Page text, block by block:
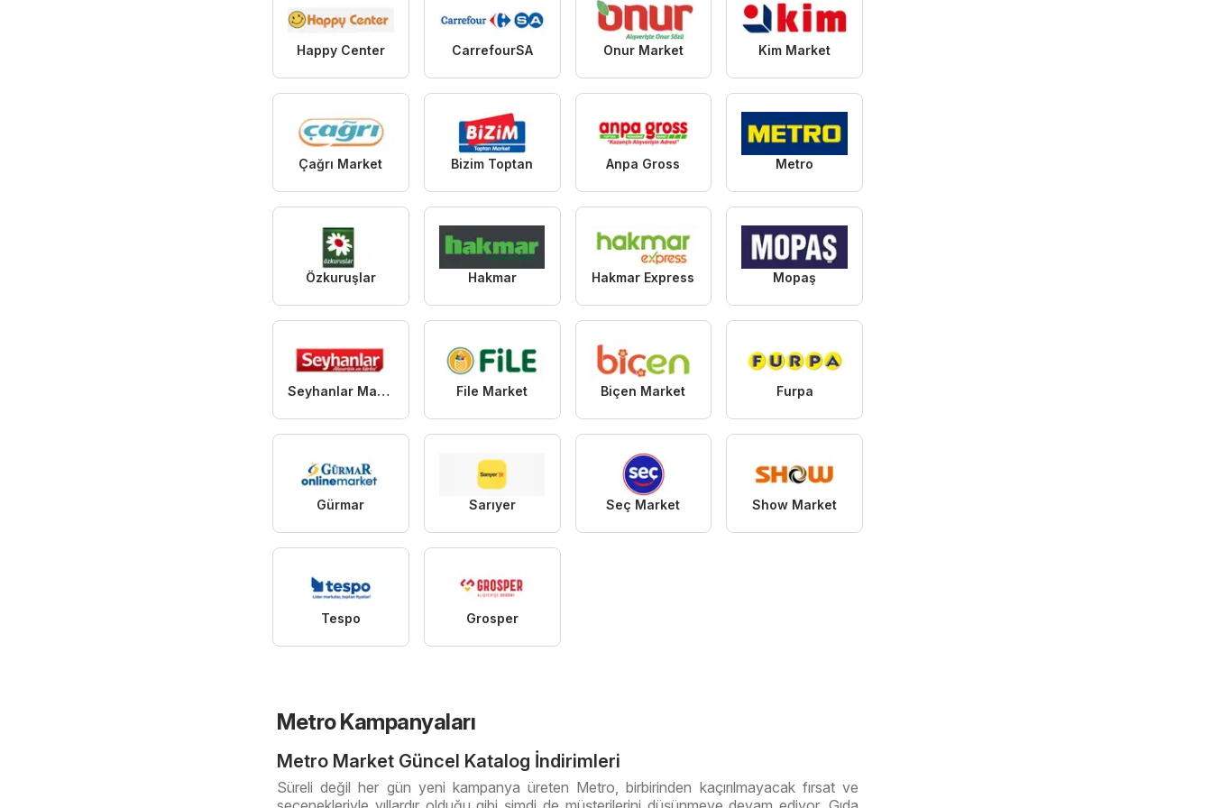
Happy Center CarrefourSA Onur Market Kim Market
Çağrı Market Bizim Toptan Anpa Gross Metro
Özkuruşlar Hakmar Hakmar Express Mopaş
Seyhanlar Market File Market Biçen Market Furpa
Gürmar Sarıyer Seç Market Show Market
Tespo Grosper
Metro Kampanyaları
Metro Market Güncel Katalog İndirimleri
Süreli değil her gün yeni kampanya üreten Metro, birbirinden kaçırılmayacak fırsat ve